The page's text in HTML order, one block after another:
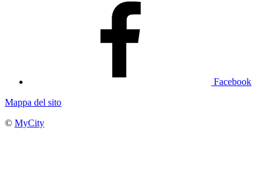
Facebook
Mappa del sito
© MyCity